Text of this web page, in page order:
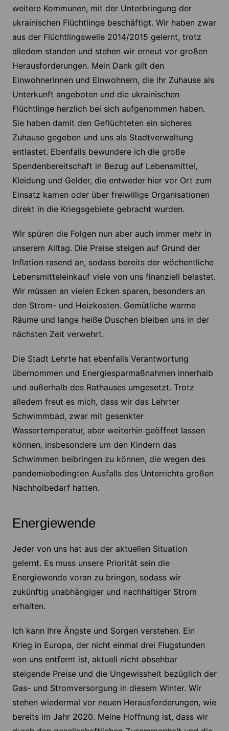
weitere Kommunen, mit der Unterbringung der
ukrainischen Flüchtlinge beschäftigt. Wir haben zwar
aus der Flüchtlingswelle 2014/2015 gelernt, trotz
alledem standen und stehen wir erneut vor großen
Herausforderungen. Mein Dank gilt den
Einwohnerinnen und Einwohnern, die ihr Zuhause als
Unterkunft angeboten und die ukrainischen
Flüchtlinge herzlich bei sich aufgenommen haben.
Sie haben damit den Geflüchteten ein sicheres
Zuhause gegeben und uns als Stadtverwaltung
entlastet. Ebenfalls bewundere ich die große
Spendenbereitschaft in Bezug auf Lebensmittel,
Kleidung und Gelder, die entweder hier vor Ort zum
Einsatz kamen oder über freiwillige Organisationen
direkt in die Kriegsgebiete gebracht wurden.
Wir spüren die Folgen nun aber auch immer mehr in
unserem Alltag. Die Preise steigen auf Grund der
Inflation rasend an, sodass bereits der wöchentliche
Lebensmitteleinkauf viele von uns finanziell belastet.
Wir müssen an vielen Ecken sparen, besonders an
den Strom- und Heizkosten. Gemütliche warme
Räume und lange heiße Duschen bleiben uns in der
nächsten Zeit verwehrt.
Die Stadt Lehrte hat ebenfalls Verantwortung
übernommen und Energiesparmaßnahmen innerhalb
und außerhalb des Rathauses umgesetzt. Trotz
alledem freut es mich, dass wir das Lehrter
Schwimmbad, zwar mit gesenkter
Wassertemperatur, aber weiterhin geöffnet lassen
können, insbesondere um den Kindern das
Schwimmen beibringen zu können, die wegen des
pandemiebedingten Ausfalls des Unterrichts großen
Nachholbedarf hatten.
Energiewende
Jeder von uns hat aus der aktuellen Situation
gelernt. Es muss unsere Priorität sein die
Energiewende voran zu bringen, sodass wir
zukünftig unabhängiger und nachhaltiger Strom
erhalten.
Ich kann Ihre Ängste und Sorgen verstehen. Ein
Krieg in Europa, der nicht einmal drei Flugstunden
von uns entfernt ist, aktuell nicht absehbar
steigende Preise und die Ungewissheit bezüglich der
Gas- und Stromversorgung in diesem Winter. Wir
stehen wiedermal vor neuen Herausforderungen, wie
bereits im Jahr 2020. Meine Hoffnung ist, dass wir